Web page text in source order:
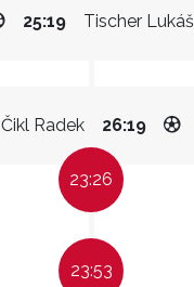
Tischer Lukáš
25:19
Čikl Radek 26:19
23:26
23:53